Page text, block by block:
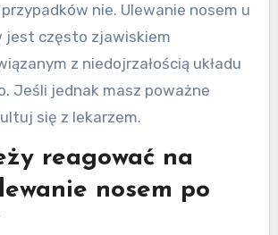
nie. Ulewanie nosem u
jest często zjawiskiem
z niedojrzałością układu
Jeśli jednak masz poważne
się z lekarzem.
reagować na
nosem po